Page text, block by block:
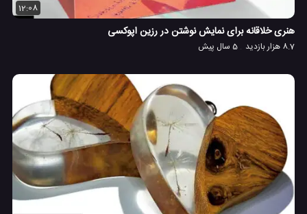
12:08
هنری خلاقانه برای نمایش نوشتن در رزین اپوکسی
8.7 هزار بازدید 5 سال پیش